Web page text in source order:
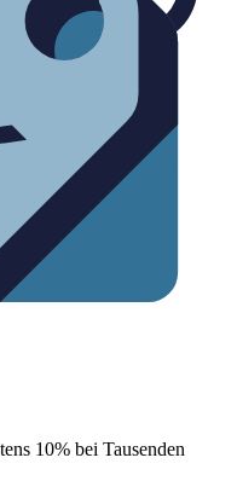
10% bei Tausenden